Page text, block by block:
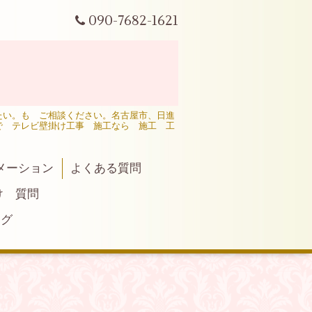
090-7682-1621
い。も ご相談ください。名古屋市、日進
で テレビ壁掛け工事 施工なら 施工 工
ーション
よくある質問
質問